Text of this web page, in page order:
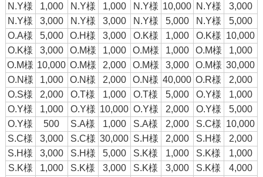
N.Y様
1,000 N.Y様 1,000 N.Y様 10,000 N.Y様
3,000
N.Y様
3,000 N.Y様 3,000 N.Y様 5,000 N.Y様
5,000
O.A様
5,000 O.H様 3,000 O.K様 1,000 O.K様 10,000
O.K様
3,000 O.M様 1,000 O.M様 1,000 O.M様
1,000
O.M様 10,000 O.M様 2,000 O.M様 3,000 O.M様 30,000
O.N様
1,000 O.N様 2,000 O.N様 40,000 O.R様
2,000
O.S様
2,000 O.T様 1,000 O.T様 5,000 O.Y様
1,000
O.Y様
1,000 O.Y様 10,000 O.Y様 2,000 O.Y様
5,000
O.Y様
500 S.A様 1,000 S.A様 2,000 S.C様 10,000
S.C様
3,000 S.C様 30,000 S.H様 2,000 S.H様
2,000
S.H様
3,000 S.H様 5,000 S.K様 1,000 S.K様
1,000
S.K様
1,000 S.K様 3,000 S.K様 3,000 S.K様
4,000